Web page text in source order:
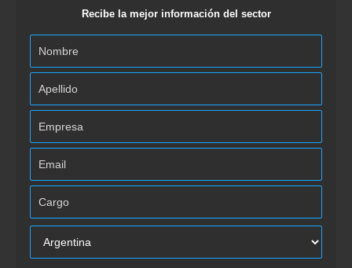
Recibe la mejor información del sector